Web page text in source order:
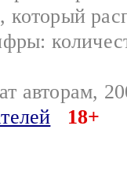
который
авторам,
18+